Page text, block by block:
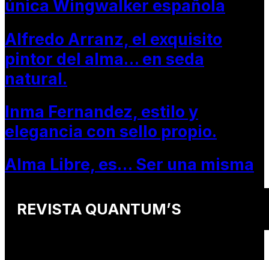
única Wingwalker española
Alfredo Arranz, el exquisito
pintor del alma… en seda
natural.
Inma Fernandez, estilo y
elegancia con sello propio.
Alma Libre, es… Ser una misma
REVISTA QUANTUM’S